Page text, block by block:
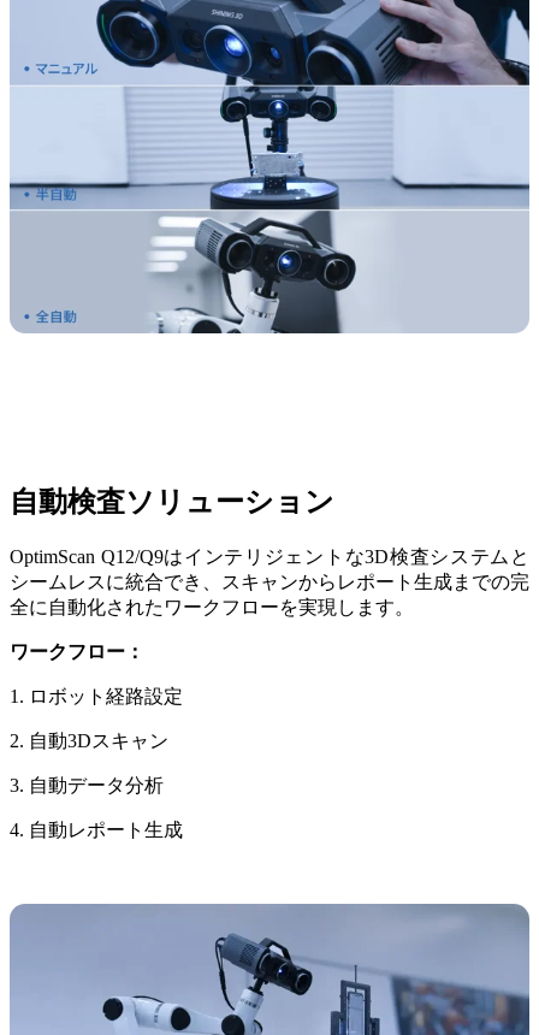
自動検査ソリューション
OptimScan Q12/Q9はインテリジェントな3D検査システムと
シームレスに統合でき、スキャンからレポート生成までの完
全に自動化されたワークフローを実現します。
ワークフロー：
1. ロボット経路設定
2. 自動3Dスキャン
3. 自動データ分析
4. 自動レポート生成